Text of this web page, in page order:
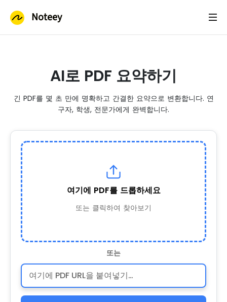
Noteey
AI로 PDF 요약하기
긴 PDF를 몇 초 만에 명확하고 간결한 요약으로 변환합니다. 연
구자, 학생, 전문가에게 완벽합니다.
여기에 PDF를 드롭하세요
또는 클릭하여 찾아보기
또는